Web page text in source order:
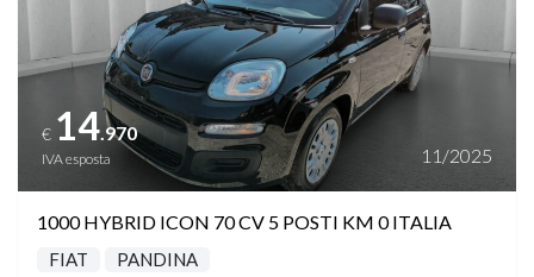
€ 14.970
IVA esposta 11/2025
1000 HYBRID ICON 70 CV 5 POSTI KM 0 ITALIA
FIAT PANDINA